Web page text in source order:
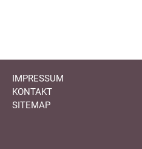
IMPRESSUM
KONTAKT
SITEMAP